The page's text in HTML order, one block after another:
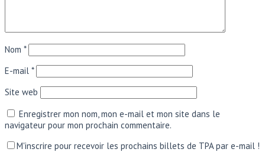
Nom *
E-mail *
Site web
Enregistrer mon nom, mon e-mail et mon site dans le
navigateur pour mon prochain commentaire.
M'inscrire pour recevoir les prochains billets de TPA par e-mail !